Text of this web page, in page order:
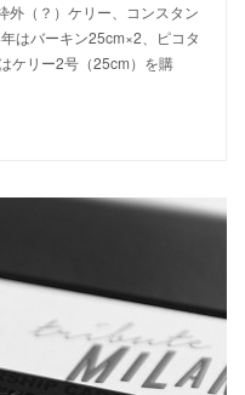
外（？）ケリー、コンスタン
はバーキン25cm×2、ピコタ
ケリー2号（25cm）を購